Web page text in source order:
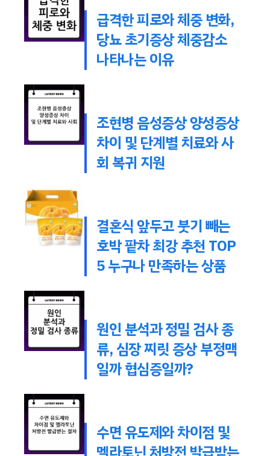
급격한 피로와 체중 변화,
당뇨 초기증상 체중감소
나타나는 이유
조현병 음성증상 양성증상
차이 및 단계별 치료와 사
회 복귀 지원
결혼식 앞두고 붓기 빼는
호박 팥차 최강 추천 TOP
5 누구나 만족하는 상품
원인 분석과 정밀 검사 종
류, 심장 찌릿 증상 부정맥
일까 협심증일까?
수면 유도제와 차이점 및